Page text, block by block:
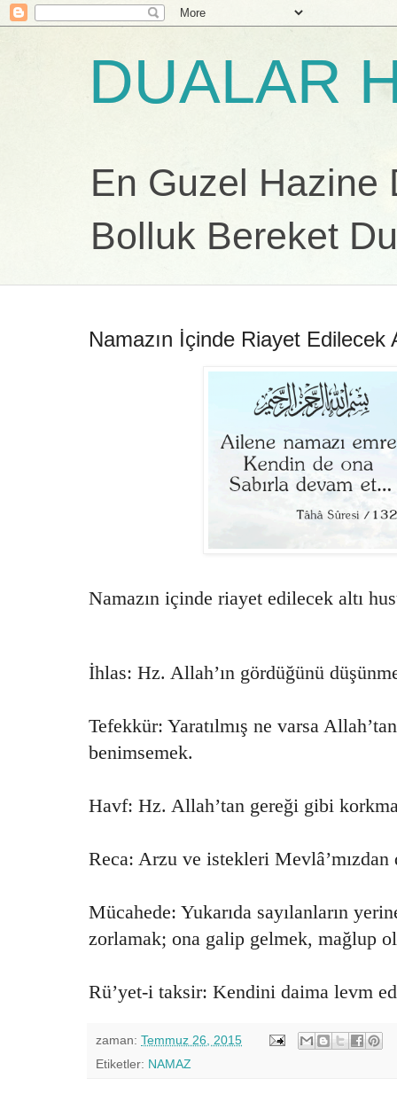
DUALAR
En Guzel Hazine
Bolluk Bereket
Namazın İçinde Riayet Edilecek
Namazın içinde riayet edilecek altı
İhlas: Hz. Allah’ın gördüğünü
Tefekkür: Yaratılmış ne varsa
benimsemek.
Havf: Hz. Allah’tan gereği gibi
Reca: Arzu ve istekleri Mevlâ’mızdan
Mücahede: Yukarıda sayılanların
zorlamak; ona galip gelmek, mağlup
Rü’yet-i taksir: Kendini daima levm
zaman: Temmuz 26, 2015
Etiketler: NAMAZ